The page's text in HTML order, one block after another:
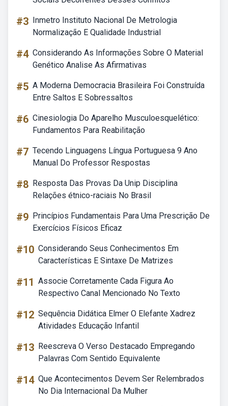
#3 Inmetro Instituto Nacional De Metrologia
Normalização E Qualidade Industrial
#4 Considerando As Informações Sobre O Material
Genético Analise As Afirmativas
#5 A Moderna Democracia Brasileira Foi Construída
Entre Saltos E Sobressaltos
#6 Cinesiologia Do Aparelho Musculoesquelético:
Fundamentos Para Reabilitação
#7 Tecendo Linguagens Língua Portuguesa 9 Ano
Manual Do Professor Respostas
#8 Resposta Das Provas Da Unip Disciplina
Relações étnico-raciais No Brasil
#9 Princípios Fundamentais Para Uma Prescrição De
Exercícios Físicos Eficaz
#10 Considerando Seus Conhecimentos Em
Características E Sintaxe De Matrizes
#11 Associe Corretamente Cada Figura Ao
Respectivo Canal Mencionado No Texto
#12 Sequência Didática Elmer O Elefante Xadrez
Atividades Educação Infantil
#13 Reescreva O Verso Destacado Empregando
Palavras Com Sentido Equivalente
#14 Que Acontecimentos Devem Ser Relembrados
No Dia Internacional Da Mulher